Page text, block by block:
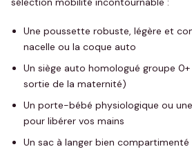
Une poussette robuste, légère et
nacelle ou la coque auto
Un siège auto homologué groupe
sortie de la maternité)
Un porte-bébé physiologique ou
pour libérer vos mains
Un sac à langer bien